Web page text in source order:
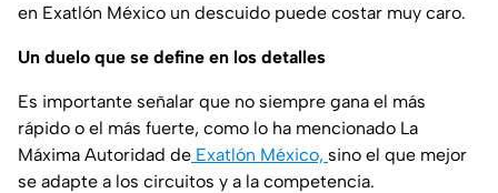
en Exatlón México un descuido puede costar muy caro.
Un duelo que se define en los detalles
Es importante señalar que no siempre gana el más
rápido o el más fuerte, como lo ha mencionado La
Máxima Autoridad de Exatlón México, sino el que mejor
se adapte a los circuitos y a la competencia.